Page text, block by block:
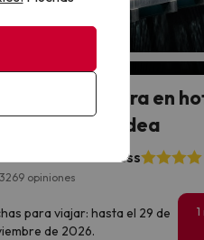
2 días 10 horas
a Andorra en
a Caldea
Hotel & Wellness
3269 opiniones
para viajar: hasta el 29 de
de 2026.